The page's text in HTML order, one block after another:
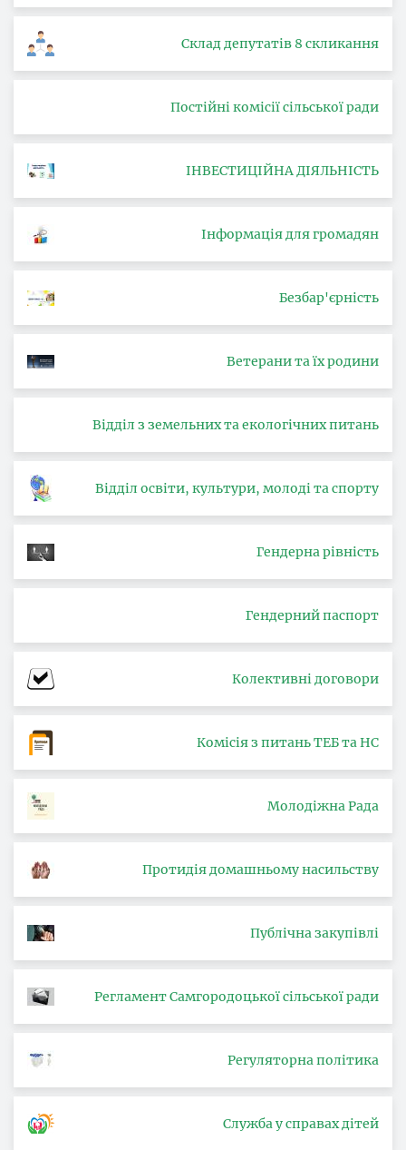
Склад депутатів 8 скликання
Постійні комісії сільської ради
ІНВЕСТИЦІЙНА ДІЯЛЬНІСТЬ
Інформація для громадян
Безбар'єрність
Ветерани та їх родини
Відділ з земельних та екологічних питань
Відділ освіти, культури, молоді та спорту
Гендерна рівність
Гендерний паспорт
Колективні договори
Комісія з питань ТЕБ та НС
Молодіжна Рада
Протидія домашньому насильству
Публічна закупівлі
Регламент Самгородоцької сільської ради
Регуляторна політика
Служба у справах дітей